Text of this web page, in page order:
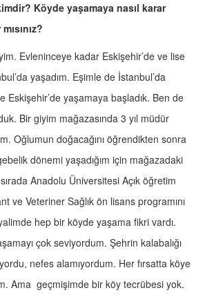
Köyde yaşamaya nasıl karar
Evleninceye kadar Eskişehir’de ve lise
yaşadım. Eşimle de İstanbul’da
Eskişehir’de yaşamaya başladık. Ben de
Bir giyim mağazasında 3 yıl müdür
Oğlumun doğacağını öğrendikten sonra
dönemi yaşadığım için mağazadaki
Anadolu Üniversitesi Açık öğretim
ve Veteriner Sağlık ön lisans programını
hep bir köyde yaşama fikri vardı.
çok seviyordum. Şehrin kalabalığı
nefes alamıyordum. Her fırsatta köye
Ama geçmişimde bir köy tecrübesi yok.